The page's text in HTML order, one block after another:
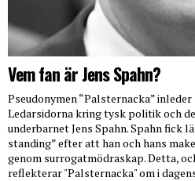
Vem fan är Jens Spahn?
Pseudonymen “Palsternacka”
Ledarsidorna kring tysk politik och
underbarnet Jens Spahn. Spahn fick
standing” efter att han och hans
genom surrogatmödraskap. Detta,
reflekterar "Palsternacka" om i